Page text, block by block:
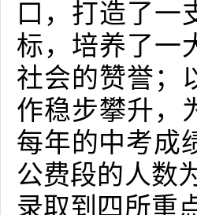
口，打造了一
标，培养了一
社会的赞誉；
作稳步攀升，
每年的中考成
公费段的人数
录取到四所重